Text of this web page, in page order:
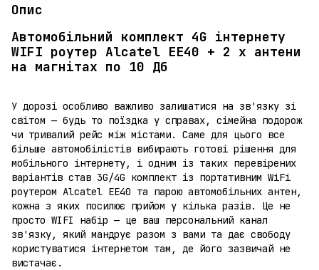
Опис
Автомобільний комплект 4G інтернету
WIFI роутер Alcatel EE40 + 2 x антени
на магнітах по 10 Дб
У дорозі особливо важливо залишатися на зв'язку зі
світом — будь то поїздка у справах, сімейна подорож
чи тривалий рейс між містами. Саме для цього все
більше автомобілістів вибирають готові рішення для
мобільного інтернету, і одним із таких перевірених
варіантів став 3G/4G комплект із портативним WiFi
роутером Alcatel EE40 та парою автомобільних антен,
кожна з яких посилює прийом у кілька разів. Це не
просто WIFI набір — це ваш персональний канал
зв'язку, який мандрує разом з вами та дає свободу
користуватися інтернетом там, де його зазвичай не
вистачає.